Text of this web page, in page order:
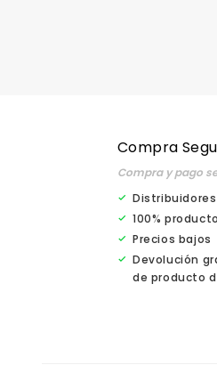
Compra
Compra y pago
100%
Precios bajos
Devolución
de producto